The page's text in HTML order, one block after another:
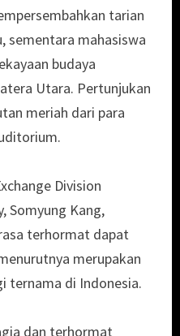
tarian
sementara mahasiswa
budaya
Utara. Pertunjukan
meriah dari para
Division
Somyung Kang,
terhormat dapat
merupakan
ternama di Indonesia.
dan terhormat